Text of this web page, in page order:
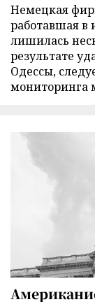
Немецкая
работавшая в
лишилась
результате
Одессы,
мониторинга